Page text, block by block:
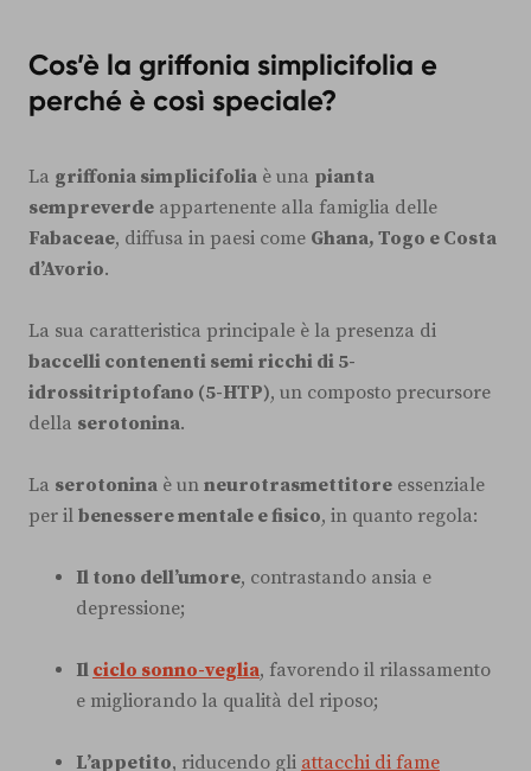
Cos’è la griffonia simplicifolia e
perché è così speciale?
La griffonia simplicifolia è una pianta
sempreverde appartenente alla famiglia delle
Fabaceae, diffusa in paesi come Ghana, Togo e Costa
d’Avorio.
La sua caratteristica principale è la presenza di
baccelli contenenti semi ricchi di 5-
idrossitriptofano (5-HTP), un composto precursore
della serotonina.
La serotonina è un neurotrasmettitore essenziale
per il benessere mentale e fisico, in quanto regola:
Il tono dell’umore, contrastando ansia e
depressione;
Il ciclo sonno-veglia, favorendo il rilassamento
e migliorando la qualità del riposo;
L’appetito, riducendo gli attacchi di fame